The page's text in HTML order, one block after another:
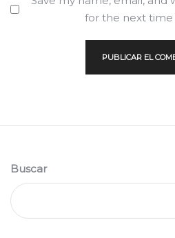
Buscar
for the next